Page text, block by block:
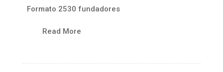
Formato 2530 fundadores
Read More